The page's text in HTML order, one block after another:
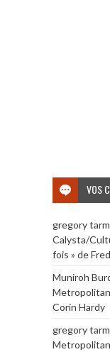
VOS
gregory
Calysta/
fois » de
Muniroh
Corin Hardy
gregory